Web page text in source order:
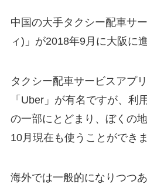
中国の大手タクシー配車サ
ィ)」が2018年9月に大阪に
タクシー配車サービスアプ
「Uber」が有名ですが、利
の一部にとどまり、ぼくの
10月現在も使うことができま
海外では一般的になりつつ